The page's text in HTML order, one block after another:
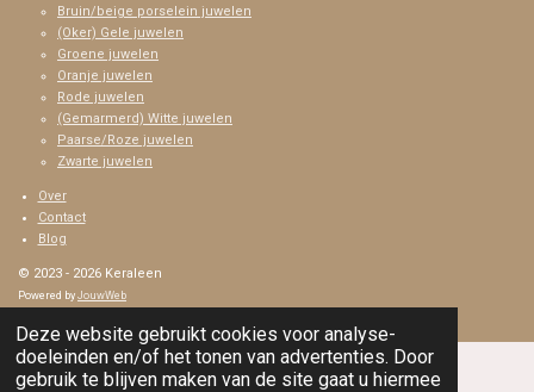
Deze website gebruikt cookies voor analyse-
doeleinden en/of het tonen van advertenties. Door
gebruik te blijven maken van de site gaat u hiermee
b
o
o
a
g
r
a
m
s
A
p
p
Bruin/beige porselein juwelen
(Oker) Gele juwelen
Groene juwelen
Oranje juwelen
Rode juwelen
(Gemarmerd) Witte juwelen
Paarse/Roze juwelen
Zwarte juwelen
Over
Contact
Blog
© 2023 - 2026 Keraleen
Powered by JouwWeb